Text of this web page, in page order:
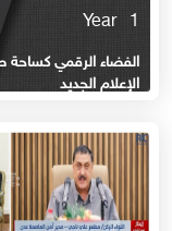
1 Year
الفضاء الرقمي كساحة
الإعلام الجديد